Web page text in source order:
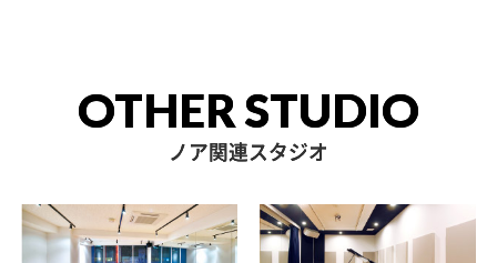
OTHER STUDIO
ノア関連スタジオ